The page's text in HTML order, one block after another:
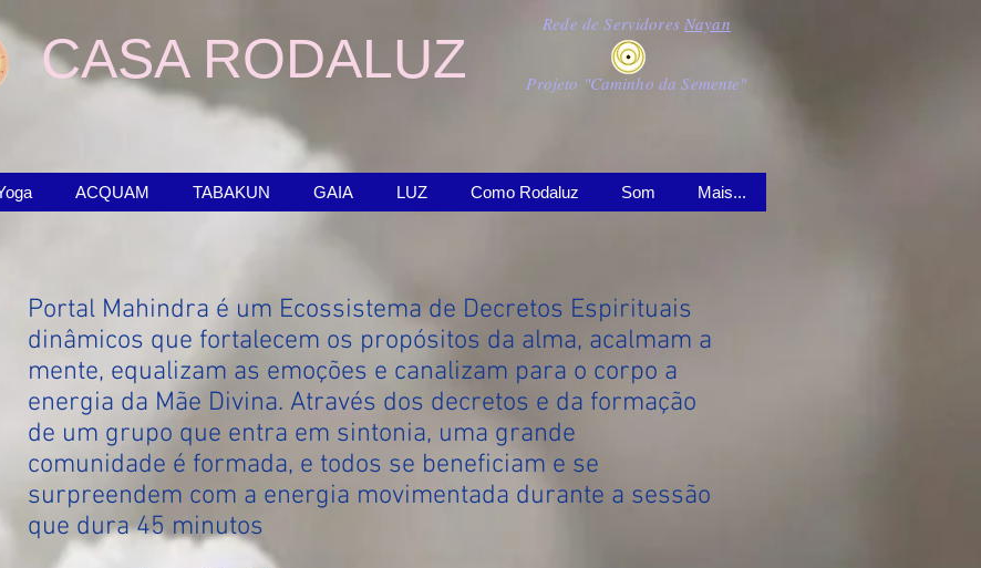
CASA RODALUZ
Rede de ServidoresNayan
Projeto "Caminho da Semente"
ACQUAM TABAKUN GAIA LUZ Como Rodaluz Som Mais...
Portal Mahindra é um Ecossistema de Decretos Espirituais
dinâmicos que fortalecem os propósitos da alma, acalmam a
mente, equalizam as emoções e canalizam para o corpo a
energia da Mãe Divina. Através dos decretos e da formação
de um grupo que entra em sintonia, uma grande
comunidade é formada, e todos se beneficiam e se
surpreendem com a energia movimentada durante a sessão
que dura 45 minutos